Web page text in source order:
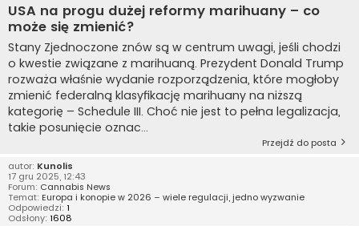
USA na progu dużej reformy marihuany – co
może się zmienić?
Stany Zjednoczone znów są w centrum uwagi, jeśli chodzi
o kwestie związane z marihuaną. Prezydent Donald Trump
rozważa właśnie wydanie rozporządzenia, które mogłoby
zmienić federalną klasyfikację marihuany na niższą
kategorię – Schedule III. Choć nie jest to pełna legalizacja,
takie posunięcie oznac...
Przejdź do posta
autor: Kunolis
17 gru 2025, 12:43
Forum: Cannabis News
Temat: Europa i konopie w 2026 – wiele regulacji, jedno wyzwanie
Odpowiedzi: 1
Odsłony: 1608